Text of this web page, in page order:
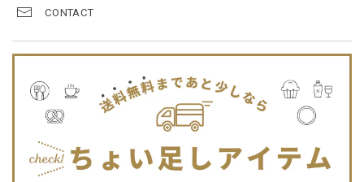
CONTACT
プレゼントした友人がとても喜んでました。ありがとうござ
Jellycat ジェリーキャット | Bashful Tiger Huge とら ぬいぐるみ 大きいサイズ
2025/12/16
JELLYCATは特に個体差が激しいブランドなので、どんな子
が来るかいつも少し不安ですが、可愛い子が届いて良かった